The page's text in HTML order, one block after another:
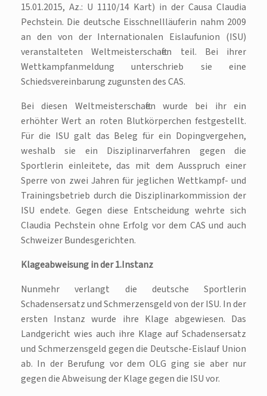
15.01.2015, Az.: U 1110/14 Kart) in der Causa Claudia
Pechstein. Die deutsche Eisschnellläuferin nahm 2009
an den von der Internationalen Eislaufunion (ISU)
veranstalteten Weltmeisterschaften teil. Bei ihrer
Wettkampfanmeldung unterschrieb sie eine
Schiedsvereinbarung zugunsten des CAS.
Bei diesen Weltmeisterschaften wurde bei ihr ein
erhöhter Wert an roten Blutkörperchen festgestellt.
Für die ISU galt das Beleg für ein Dopingvergehen,
weshalb sie ein Disziplinarverfahren gegen die
Sportlerin einleitete, das mit dem Ausspruch einer
Sperre von zwei Jahren für jeglichen Wettkampf- und
Trainingsbetrieb durch die Disziplinarkommission der
ISU endete. Gegen diese Entscheidung wehrte sich
Claudia Pechstein ohne Erfolg vor dem CAS und auch
Schweizer Bundesgerichten.
Klageabweisung in der 1.Instanz
Nunmehr verlangt die deutsche Sportlerin
Schadensersatz und Schmerzensgeld von der ISU. In der
ersten Instanz wurde ihre Klage abgewiesen. Das
Landgericht wies auch ihre Klage auf Schadensersatz
und Schmerzensgeld gegen die Deutsche-Eislauf Union
ab. In der Berufung vor dem OLG ging sie aber nur
gegen die Abweisung der Klage gegen die ISU vor.